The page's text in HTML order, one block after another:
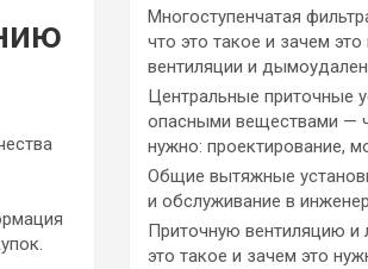
Многоступенчатая
что это такое и зачем
вентиляции и
Центральные приточные
опасными веществами —
нужно: проектирование,
Общие вытяжные
и обслуживание в
Приточную вентиляцию и
это такое и зачем это